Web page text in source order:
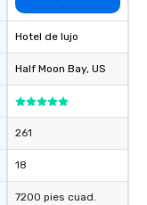
as well as an event
an evening helicopter
glittering lights of The
Memorable
Smacking Foodie
to gather and dine
are special, from the
Hotel de lujo
Half Moon Bay, US
261
18
7200 pies cuad.